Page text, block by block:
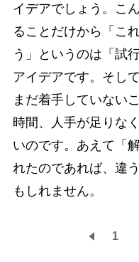
イデアでしょう。こ
ることだけから「こ
う」というのは「試
アイデアです。そし
まだ着手していない
時間、人手が足りな
いのです。あえて「
れたのであれば、違
もしれません。
1